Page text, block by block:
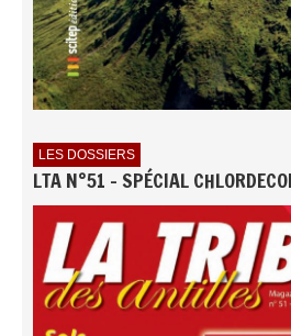
LES DOSSIERS
LTA N°51 - SPÉCIAL